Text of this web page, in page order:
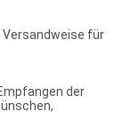
Versandweise für
der